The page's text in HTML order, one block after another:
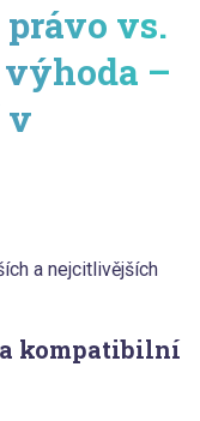
vs.
–
v
a nejcitlivějších
kompatibilní